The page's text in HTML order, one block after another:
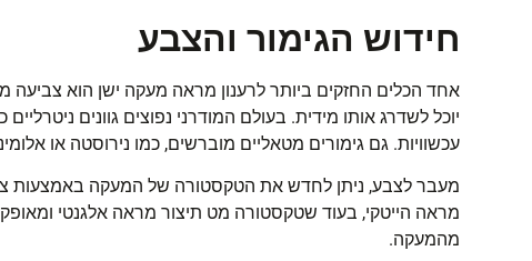
חידוש הגימור והצבע
אחד הכלים החזקים ביותר לרענון מראה מעקה ישן הוא צביעה
יוכל לשדרג אותו מידית. בעולם המודרני נפוצים גוונים
עכשוויות. גם גימורים מטאליים מוברשים, כמו נירוסטה או
מעבר לצבע, ניתן לחדש את הטקסטורה של המעקה באמצעות
מראה הייטקי, בעוד שטקסטורה מט תיצור מראה אלגנטי
מהמעקה.